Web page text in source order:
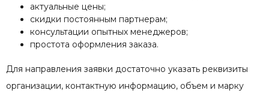
актуальные цены;
скидки постоянным партнерам;
консультации опытных менеджеров;
простота оформления заказа.
Для направления заявки достаточно указать реквизиты
организации, контактную информацию, объем и марку